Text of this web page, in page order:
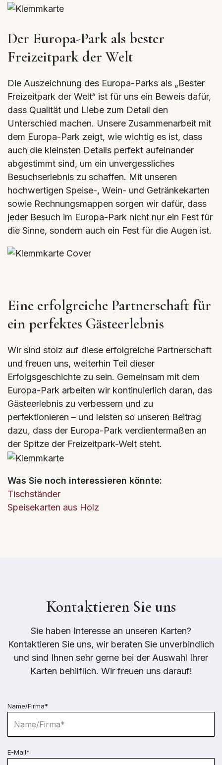
Der Europa-Park als bester
Freizeitpark der Welt
Die Auszeichnung des Europa-Parks als „Bester
Freizeitpark der Welt“ ist für uns ein Beweis dafür,
dass Qualität und Liebe zum Detail den
Unterschied machen. Unsere Zusammenarbeit mit
dem Europa-Park zeigt, wie wichtig es ist, dass
auch die kleinsten Details perfekt aufeinander
abgestimmt sind, um ein unvergessliches
Besuchserlebnis zu schaffen. Mit unseren
hochwertigen Speise-, Wein- und Getränkekarten
sowie Rechnungsmappen sorgen wir dafür, dass
jeder Besuch im Europa-Park nicht nur ein Fest für
die Sinne, sondern auch ein Fest für die Augen ist.
Eine erfolgreiche Partnerschaft für
ein perfektes Gästeerlebnis
Wir sind stolz auf diese erfolgreiche Partnerschaft
und freuen uns, weiterhin Teil dieser
Erfolgsgeschichte zu sein. Gemeinsam mit dem
Europa-Park arbeiten wir kontinuierlich daran, das
Gästeerlebnis zu verbessern und zu
perfektionieren – und leisten so unseren Beitrag
dazu, dass der Europa-Park verdientermaßen an
der Spitze der Freizeitpark-Welt steht.
Was Sie noch interessieren könnte:
Tischständer
Speisekarten aus Holz
Kontaktieren Sie uns
Sie haben Interesse an unseren Karten?
Kontaktieren Sie uns, wir beraten Sie unverbindlich
und sind Ihnen sehr gerne bei der Auswahl Ihrer
Karten behilflich. Wir freuen uns darauf!
Name/Firma*
E-Mail*